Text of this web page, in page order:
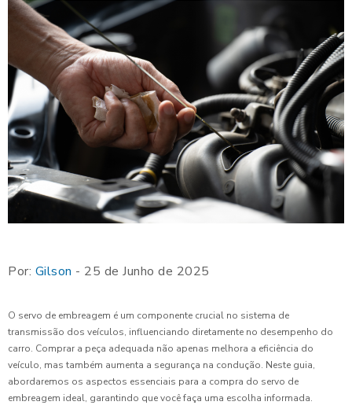
Por: Gilson - 25 de Junho de 2025
O servo de embreagem é um componente crucial no sistema de
transmissão dos veículos, influenciando diretamente no desempenho do
carro. Comprar a peça adequada não apenas melhora a eficiência do
veículo, mas também aumenta a segurança na condução. Neste guia,
abordaremos os aspectos essenciais para a compra do servo de
embreagem ideal, garantindo que você faça uma escolha informada.